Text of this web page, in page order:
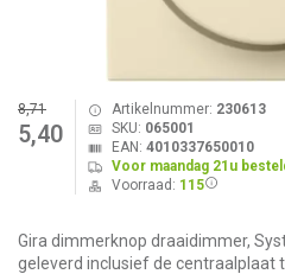
8,71
5,40
Artikelnummer: 230613
SKU: 065001
EAN: 4010337650010
Voor maandag 21u
Voorraad: 115
Gira dimmerknop draaidimmer,
geleverd inclusief de centraalplaat